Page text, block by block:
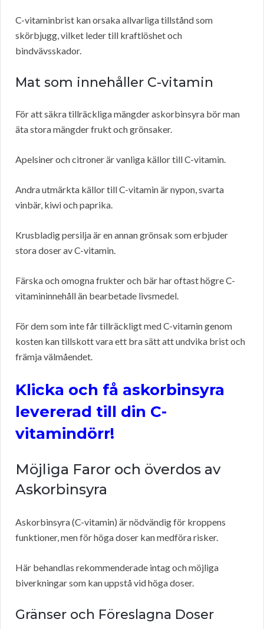
C-vitaminbrist kan orsaka allvarliga tillstånd som
skörbjugg, vilket leder till kraftlöshet och
bindvävsskador.
Mat som innehåller C-vitamin
För att säkra tillräckliga mängder askorbinsyra bör man
äta stora mängder frukt och grönsaker.
Apelsiner och citroner är vanliga källor till C-vitamin.
Andra utmärkta källor till C-vitamin är nypon, svarta
vinbär, kiwi och paprika.
Krusbladig persilja är en annan grönsak som erbjuder
stora doser av C-vitamin.
Färska och omogna frukter och bär har oftast högre C-
vitamininnehåll än bearbetade livsmedel.
För dem som inte får tillräckligt med C-vitamin genom
kosten kan tillskott vara ett bra sätt att undvika brist och
främja välmåendet.
Klicka och få askorbinsyra
levererad till din C-
vitamindörr!
Möjliga Faror och överdos av
Askorbinsyra
Askorbinsyra (C-vitamin) är nödvändig för kroppens
funktioner, men för höga doser kan medföra risker.
Här behandlas rekommenderade intag och möjliga
biverkningar som kan uppstå vid höga doser.
Gränser och Föreslagna Doser